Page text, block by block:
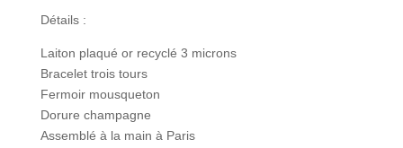
Détails :
Laiton plaqué or recyclé 3 microns
Bracelet trois tours
Fermoir mousqueton
Dorure champagne
Assemblé à la main à Paris